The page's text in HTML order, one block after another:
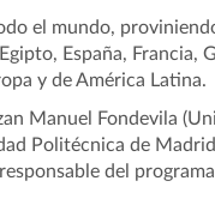
el mundo,
España,
y de América Latina.
Manuel Fondevila
Politécnica de
del